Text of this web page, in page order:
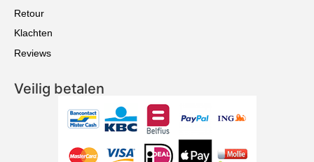
Retour
Klachten
Reviews
Veilig betalen